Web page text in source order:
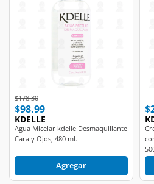
Price reduced from
$178.30to
$98.99
KDELLE
Agua Micelar kdelle Desmaquillante
Cara y Ojos, 480 ml.
Agregar